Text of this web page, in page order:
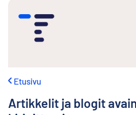
Etusivu
Artikkelit ja blogit